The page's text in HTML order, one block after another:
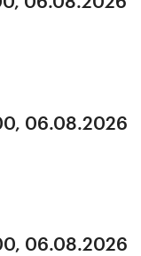
06.08.2026
06.08.2026